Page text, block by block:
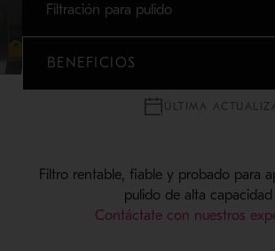
Filtración para pulido
BENEFICIOS
ÚLTIMA
Filtro rentable, fiable y probado para
pulido de alta capacidad
Contáctate con nuestros